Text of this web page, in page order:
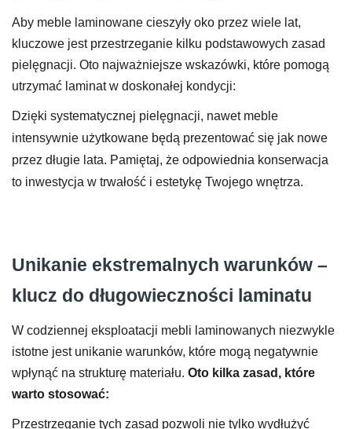
Aby meble laminowane cieszyły oko przez wiele lat,
kluczowe jest przestrzeganie kilku podstawowych zasad
pielęgnacji. Oto najważniejsze wskazówki, które pomogą
utrzymać laminat w doskonałej kondycji:
Dzięki systematycznej pielęgnacji, nawet meble
intensywnie użytkowane będą prezentować się jak nowe
przez długie lata. Pamiętaj, że odpowiednia konserwacja
to inwestycja w trwałość i estetykę Twojego wnętrza.
Unikanie ekstremalnych warunków –
klucz do długowieczności laminatu
W codziennej eksploatacji mebli laminowanych niezwykle
istotne jest unikanie warunków, które mogą negatywnie
wpłynąć na strukturę materiału. Oto kilka zasad, które
warto stosować:
Przestrzeganie tych zasad pozwoli nie tylko wydłużyć